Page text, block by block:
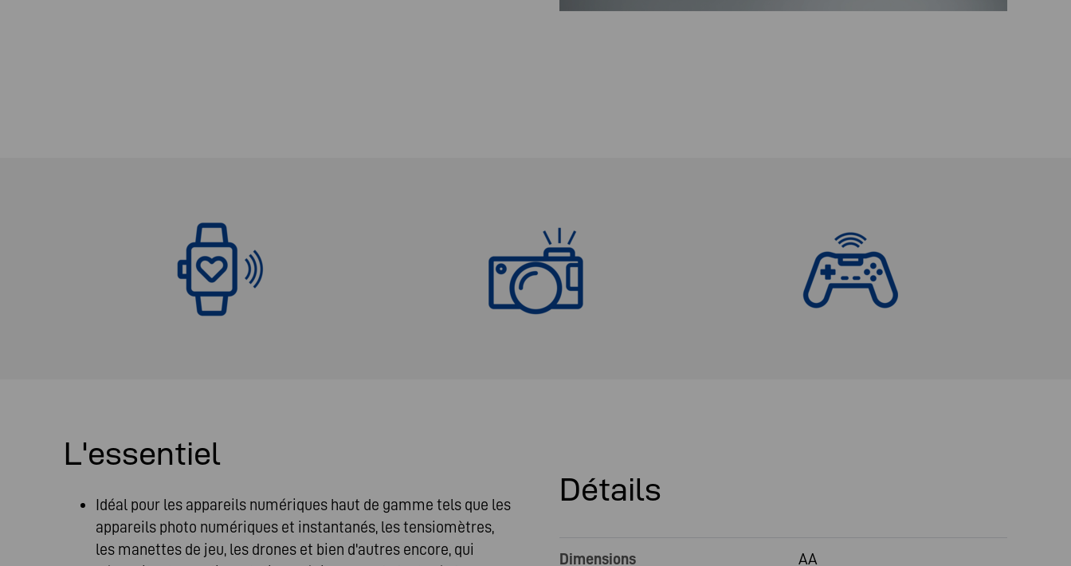
L'essentiel
Idéal pour les appareils numériques haut de gamme tels que les
appareils photo numériques et instantanés, les tensiomètres,
les manettes de jeu, les drones et bien d'autres encore, qui
Détails
Dimensions AA